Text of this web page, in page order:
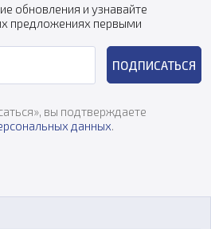
обновления и узнавайте
предложениях первыми
ПОДПИСАТЬСЯ
вы подтверждаете
данных.